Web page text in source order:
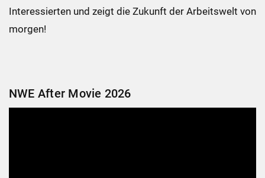
Interessierten und zeigt die Zukunft der Arbeitswelt von
morgen!
NWE After Movie 2026